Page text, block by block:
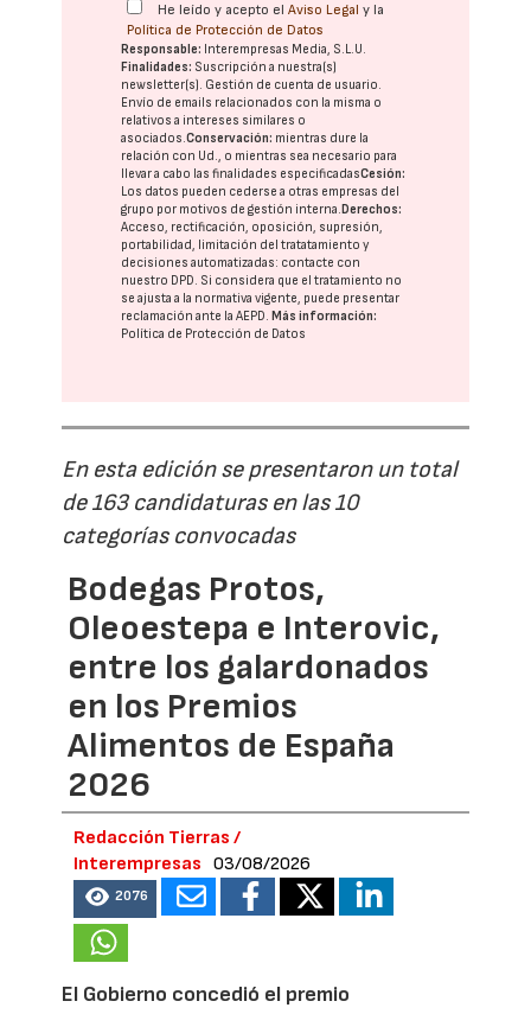
He leído y acepto elAviso Legal y la
Política de Protección de Datos
Responsable: Interempresas Media, S.L.U.
Finalidades: Suscripción a nuestra(s)
newsletter(s). Gestión de cuenta de usuario.
Envío de emails relacionados con la misma o
relativos a intereses similares o
asociados.Conservación: mientras dure la
relación con Ud., o mientras sea necesario para
llevar a cabo las finalidades especificadasCesión:
Los datos pueden cederse a otras empresas del
grupo por motivos de gestión interna. Derechos:
Acceso, rectificación, oposición, supresión,
portabilidad, limitación del tratatamiento y
decisiones automatizadas: contacte con
nuestro DPD. Si considera que el tratamiento no
se ajusta a la normativa vigente, puede presentar
reclamación ante laAEPD. Más información:
Política de Protección de Datos
En esta edición se presentaron un total
de 163 candidaturas en las 10
categorías convocadas
Bodegas Protos,
Oleoestepa e Interovic,
entre los galardonados
en los Premios
Alimentos de España
2026
Redacción Tierras /
Interempresas
03/08/2026
2076
El Gobierno concedió el premio